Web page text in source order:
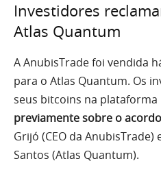
Investidores
Atlas Quantum
A AnubisTrade foi vendida
para o Atlas Quantum. Os
seus bitcoins na plataforma
previamente sobre o
Grijó (CEO da
Santos (Atlas Quantum).